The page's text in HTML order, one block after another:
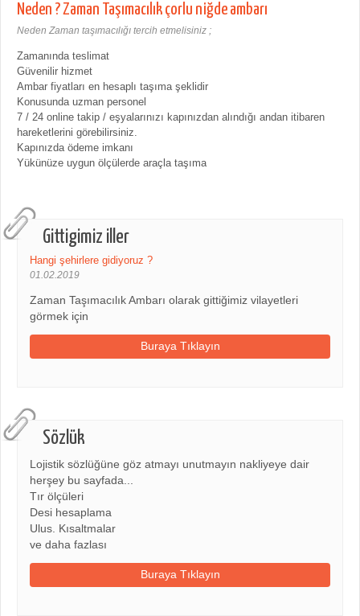
Gittigimiz iller
Hangi şehirlere gidiyoruz ?
01.02.2019
Zaman Taşımacılık Ambarı olarak gittiğimiz vilayetleri
görmek için
Buraya Tıklayın
Sözlük
Lojistik sözlüğüne göz atmayı unutmayın nakliyeye dair
herşey bu sayfada...
Tır ölçüleri
Desi hesaplama
Ulus. Kısaltmalar
ve daha fazlası
Buraya Tıklayın
Neden ? Zaman Taşımacılık çorlu niğde ambarı
Neden Zaman taşımacılığı tercih etmelisiniz ;
Zamanında teslimat
Güvenilir hizmet
Ambar fiyatları en hesaplı taşıma şeklidir
Konusunda uzman personel
7 / 24 online takip / eşyalarınızı kapınızdan alındığı andan itibaren
hareketlerini görebilirsiniz.
Kapınızda ödeme imkanı
Yükünüze uygun ölçülerde araçla taşıma